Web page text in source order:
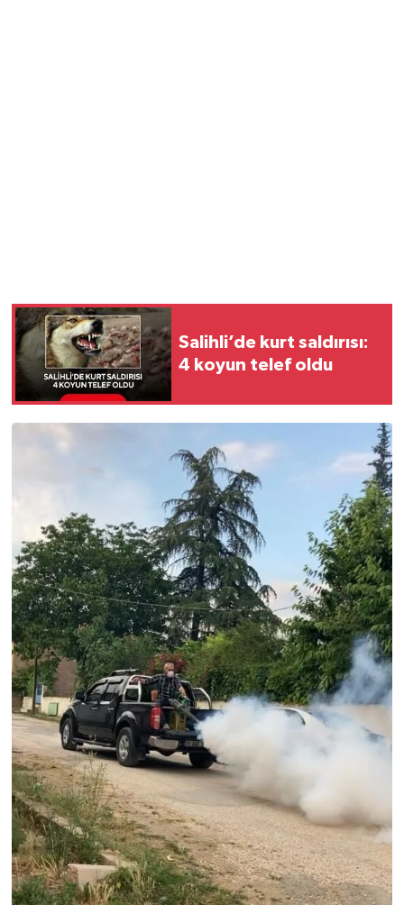
Salihli’de kurt saldırısı:
4 koyun telef oldu